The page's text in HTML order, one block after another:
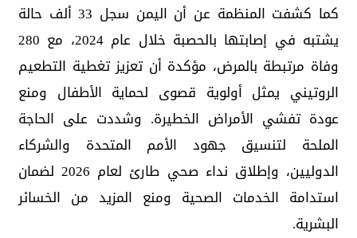
كما كشفت المنظمة عن أن اليمن سجل 33 ألف حالة
يشتبه في إصابتها بالحصبة خلال عام 2024، مع 280
وفاة مرتبطة بالمرض، مؤكدة أن تعزيز تغطية التطعيم
الروتيني يمثل أولوية قصوى لحماية الأطفال ومنع
عودة تفشي الأمراض الخطيرة. وشددت على الحاجة
الملحة لتنسيق جهود الأمم المتحدة والشركاء
الدوليين، وإطلاق نداء صحي طارئ لعام 2026 لضمان
استدامة الخدمات الصحية ومنع المزيد من الخسائر
البشرية.